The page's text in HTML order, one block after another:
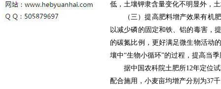
低，土壤钾隶含量变化不明显外，
（三）提高肥料增产效果有机
以减少磷的固定和铁、铝的毒害，
的碳氮比例，更好满足微生物活动
壤中“生物小循环”的过程，提高当
据中国农科院土肥所12年定位
配合施用，小麦亩均增产分别为37